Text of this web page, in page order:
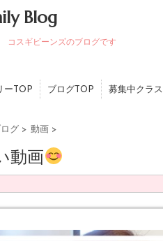
Blog
コスギビーンズのブログです
ーTOP ブログTOP 募集中クラス
グ > 動画 >
動画